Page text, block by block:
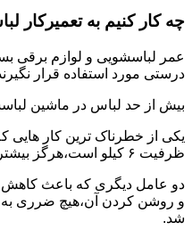
چه کار کنیم به تعمیرکار
عمر لباسشویی و لوازم برقی
درستی مورد استفاده قرار نگیرند،دچار خرابی می
بیش از حد لباس در ماشین
یکی از خطرناک ترین کار هایی
ظرفیت ۶ کیلو است،هرگز بیشتر از ۶ کیلو در داخل آن لباس قرار ندهید.این کار باعث می شود که عمر ماشین لباسشویی شما به شدت افزایش پیدا کند.
دو عامل دیگری که باعث کاهش
و روشن کردن آن،هیچ ضرری
شد.